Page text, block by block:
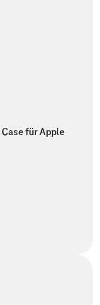
für Apple